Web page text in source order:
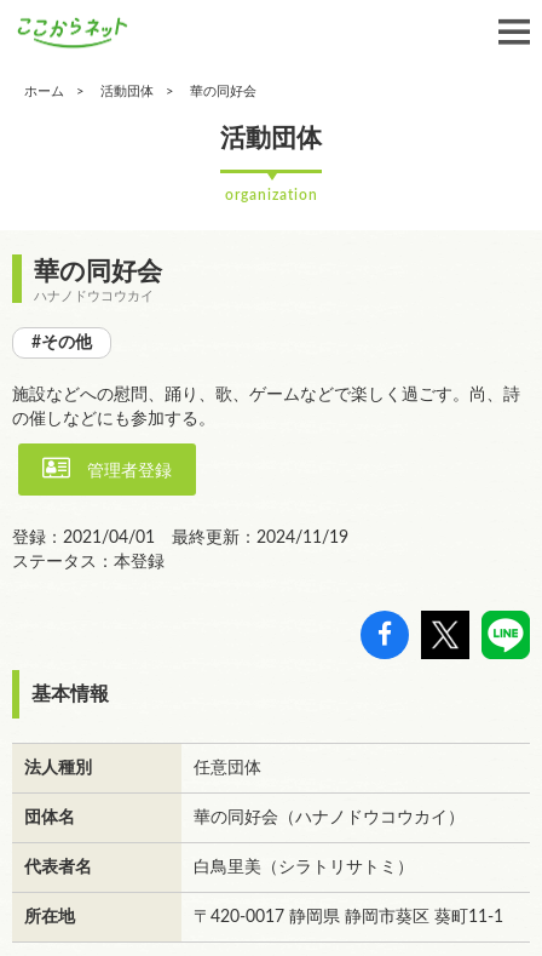
ホーム 活動団体 華の同好会
活動団体
organization
華の同好会
ハナノドウコウカイ
#その他
施設などへの慰問、踊り、歌、ゲームなどで楽しく過ごす。尚、詩
の催しなどにも参加する。
管理者登録
登録：2021/04/01 最終更新：2024/11/19
ステータス：本登録
基本情報
法人種別 任意団体
団体名 華の同好会（ハナノドウコウカイ）
代表者名 白鳥里美（シラトリサトミ）
所在地 〒420-0017 静岡県 静岡市葵区 葵町11-1